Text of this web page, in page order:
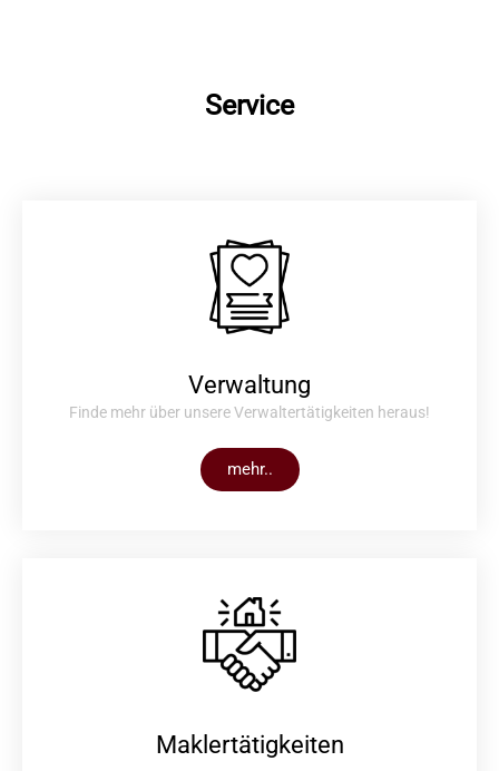
Service
Verwaltung
Finde mehr über unsere Verwaltertätigkeiten heraus!
mehr..
Maklertätigkeiten